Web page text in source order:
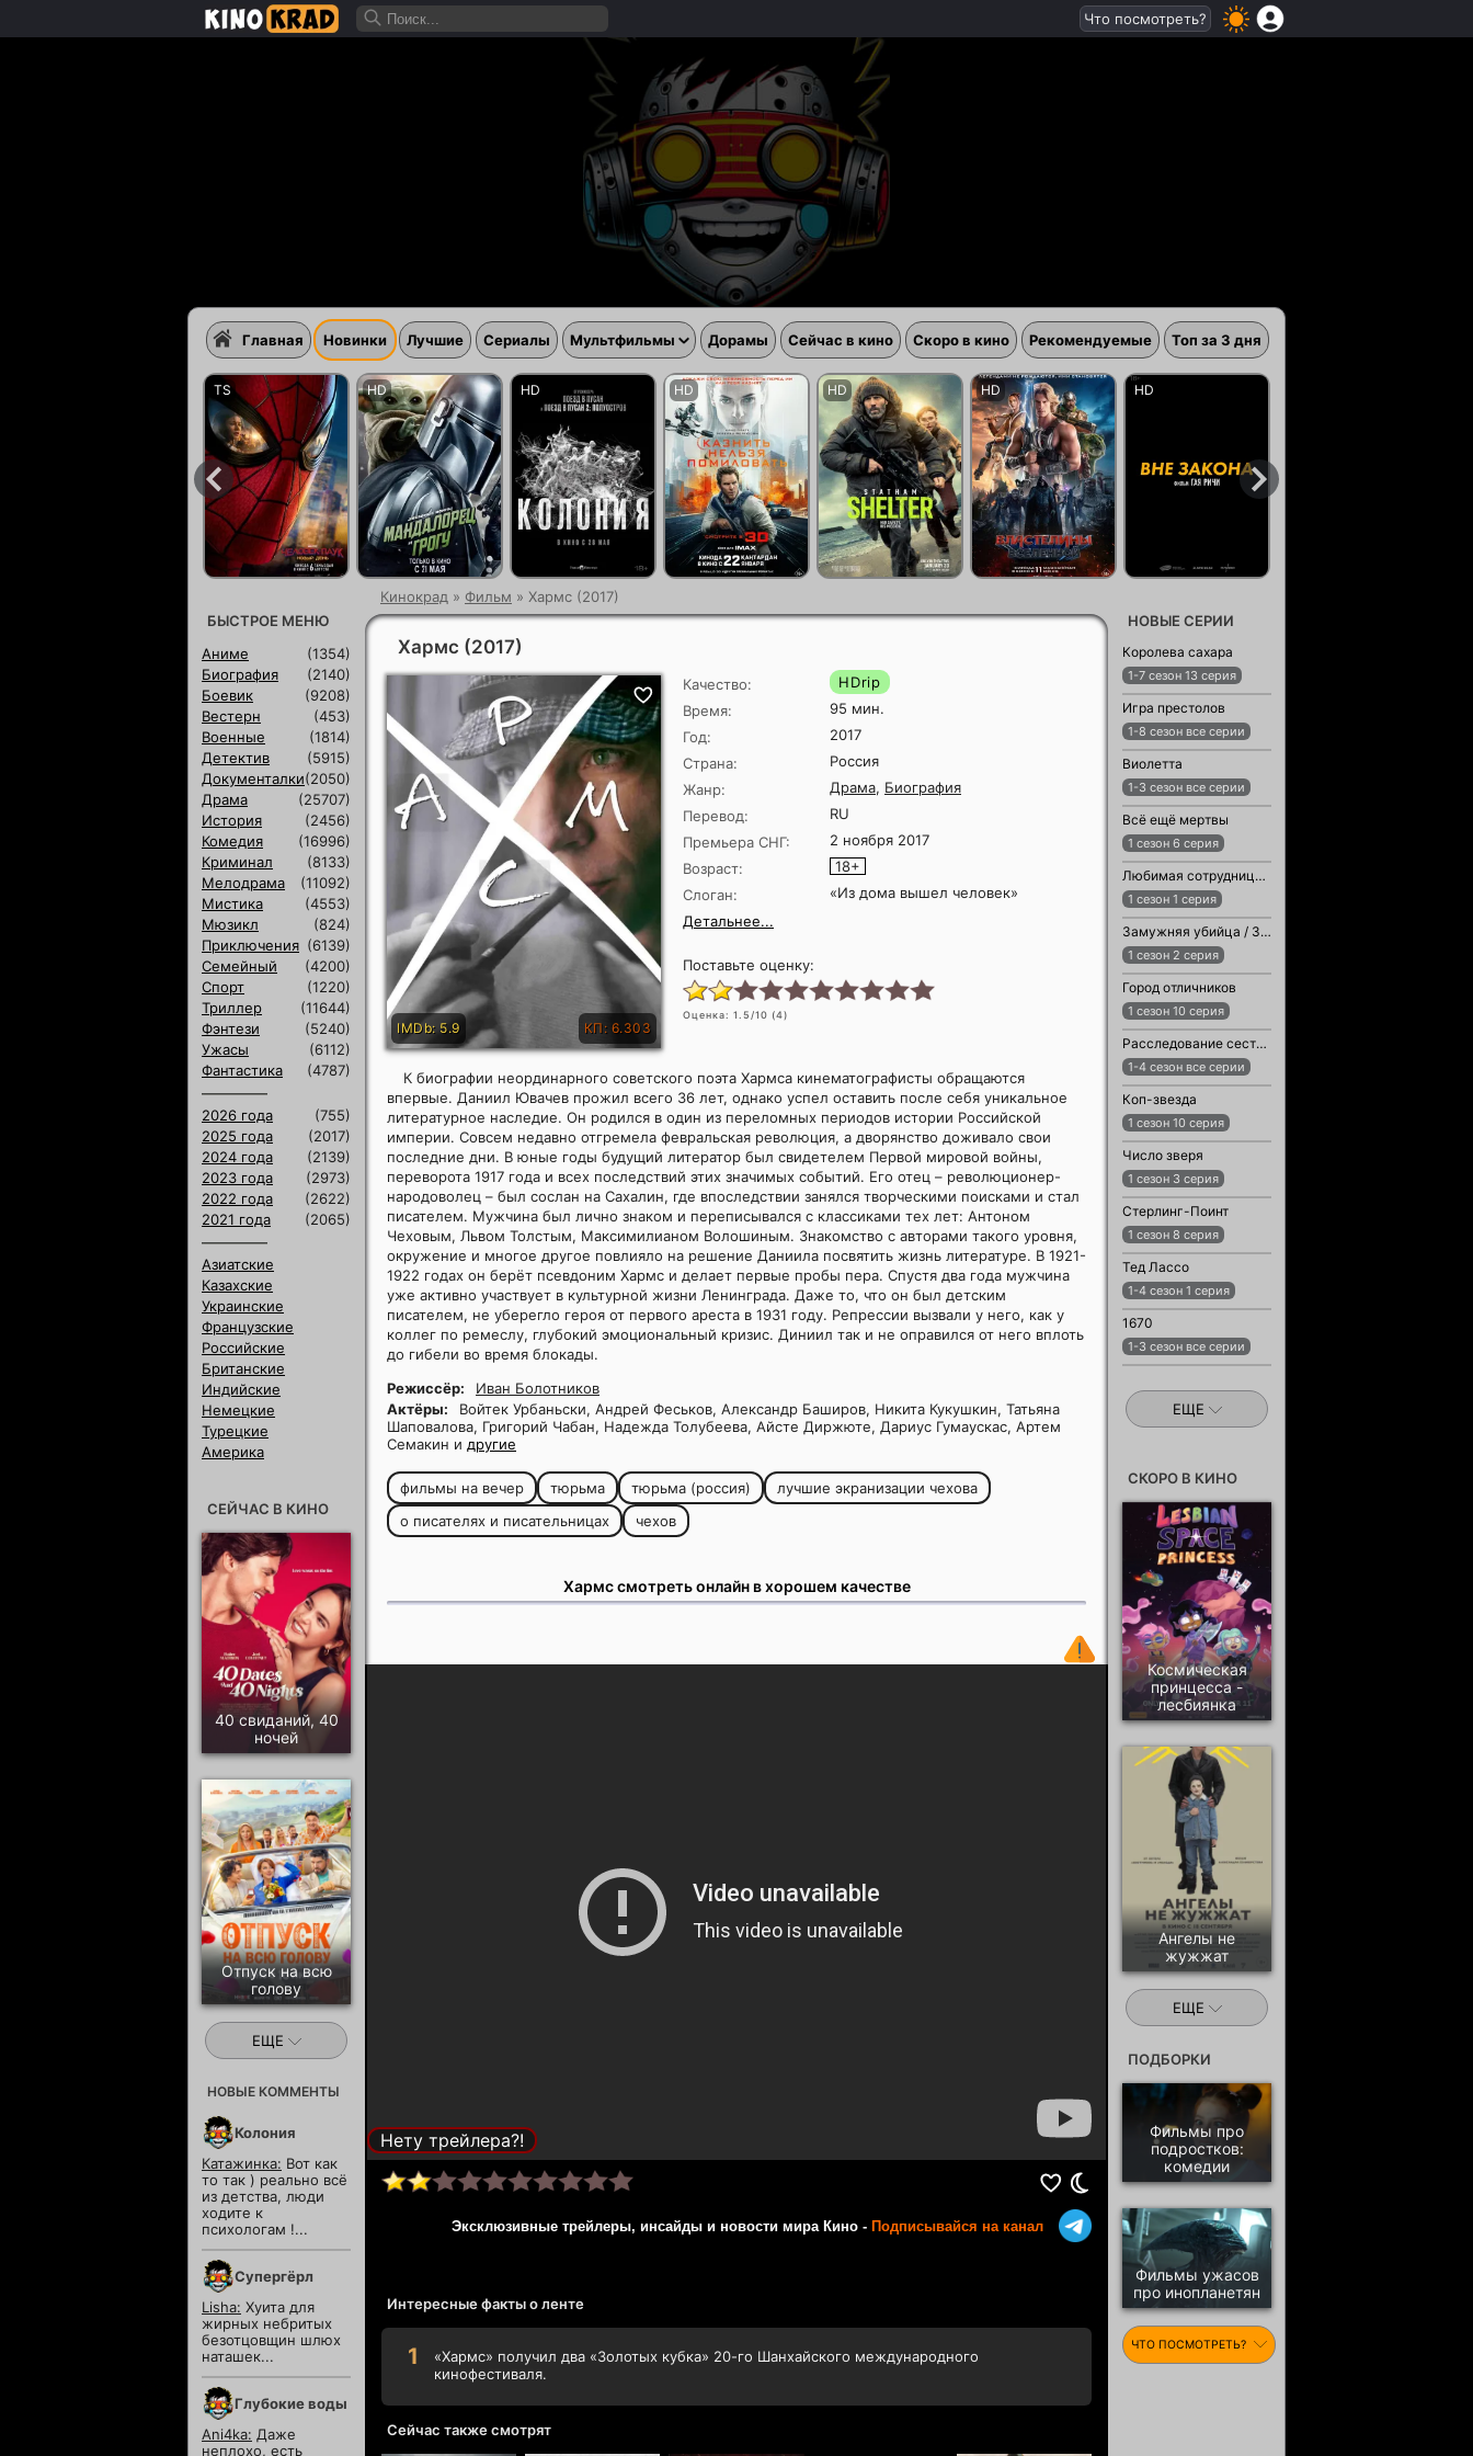
Кинокрад » Фильм » Хармс (2017)
Хармс (2017)
IMDb: 5.9 КП: 6.303
Качество:
HDrip
Время:
95 мин.
Год:
2017
Страна:
Россия
Жанр:
Драма, Биография
Перевод:
RU
Премьера СНГ:
2 ноября 2017
Возраст:
18+
Слоган:
«Из дома вышел человек»
Детальнее...
Поставьте оценку:
Оценка: 1.5/10 (4)
К биографии неординарного советского поэта Хармса кинематографисты обращаются
впервые. Даниил Ювачев прожил всего 36 лет, однако успел оставить после себя уникальное
литературное наследие. Он родился в один из переломных периодов истории Российской
империи. Совсем недавно отгремела февральская революция, а дворянство доживало свои
последние дни. В юные годы будущий литератор был свидетелем Первой мировой войны,
переворота 1917 года и всех последствий этих значимых событий. Его отец – революционер-
народоволец – был сослан на Сахалин, где впоследствии занялся творческими поисками и стал
писателем. Мужчина был лично знаком и переписывался с классиками тех лет: Антоном
Чеховым, Львом Толстым, Максимилианом Волошиным. Знакомство с авторами такого уровня,
окружение и многое другое повлияло на решение Даниила посвятить жизнь литературе. В 1921-
1922 годах он берёт псевдоним Хармс и делает первые пробы пера. Спустя два года мужчина
уже активно участвует в культурной жизни Ленинграда. Даже то, что он был детским
писателем, не уберегло героя от первого ареста в 1931 году. Репрессии вызвали у него, как у
коллег по ремеслу, глубокий эмоциональный кризис. Диниил так и не оправился от него вплоть
до гибели во время блокады.
Режиссёр:
Иван Болотников
Актёры:
Войтек Урбаньски, Андрей Феськов, Александр Баширов, Никита Кукушкин, Татьяна
Шаповалова, Григорий Чабан, Надежда Толубеева, Айсте Диржюте, Дариус Гумаускас, Артем
Семакин и другие
фильмы на вечер тюрьма тюрьма (россия)
лучшие экранизации чехова
о писателях и писательницах
чехов
Хармс смотреть онлайн в хорошем качестве
Нету трейлера?!
Смотреть другие Новинки 2026
Эксклюзивные трейлеры, инсайды и новости мира Кино - Подписывайся на канал
Интересные факты о ленте
«Хармс» получил два «Золотых кубка» 20-го Шанхайского международного
кинофестиваля.
Сейчас также смотрят
БЫСТРОЕ МЕНЮ
Аниме
(1354)
Биография
(2140)
Боевик
(9208)
Вестерн
(453)
Военные
(1814)
Детектив
(5915)
Документалки(2050)
Драма
(25707)
История
(2456)
Комедия
(16996)
Криминал
(8133)
Мелодрама
(11092)
Мистика
(4553)
Мюзикл
(824)
Приключения (6139)
Семейный
(4200)
Спорт
(1220)
Триллер
(11644)
Фэнтези
(5240)
Ужасы
(6112)
Фантастика
(4787)
2026 года
(755)
2025 года
(2017)
2024 года
(2139)
2023 года
(2973)
2022 года
(2622)
2021 года
(2065)
Азиатские
Казахские
Украинские
Французские
Российские
Британские
Индийские
Немецкие
Турецкие
Америка
СЕЙЧАС В КИНО
40 свиданий, 40
ночей
Отпуск на всю
голову
ЕЩЕ
НОВЫЕ КОММЕНТЫ
Колония
Катажинка: Вот как
то так ) реально всё
из детства, люди
ходите к
психологам !...
Супергёрл
Lisha: Хуита для
жирных небритых
безотцовщин шлюх
наташек...
Глубокие воды
Ani4ka: Даже
неплохо, есть
НОВЫЕ СЕРИИ
Королева сахара
1-7 сезон 13 серия
Игра престолов
1-8 сезон все серии
Виолетта
1-3 сезон все серии
Всё ещё мертвы
1 сезон 6 серия
Любимая сотрудница / Любимый сотрудник
1 сезон 1 серия
Замужняя убийца / Замужняя женщина-убийца
1 сезон 2 серия
Город отличников
1 сезон 10 серия
Расследование сестры Бонифации
1-4 сезон все серии
Коп-звезда
1 сезон 10 серия
Число зверя
1 сезон 3 серия
Стерлинг-Поинт
1 сезон 8 серия
Тед Лассо
1-4 сезон 1 серия
1670
1-3 сезон все серии
ЕЩЕ
СКОРО В КИНО
Космическая
принцесса -
лесбиянка
Ангелы не
жужжат
ЕЩЕ
ПОДБОРКИ
Фильмы про
подростков:
комедии
Фильмы ужасов
про инопланетян
ЧТО ПОСМОТРЕТЬ?
Главная Новинки Лучшие Сериалы Мультфильмы Дорамы Сейчас в кино Скоро в кино Рекомендуемые Топ за 3 дня
Что посмотреть?